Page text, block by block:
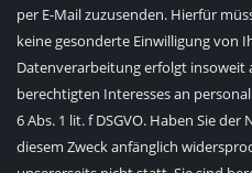
per E-Mail zuzusenden. Hierfür
keine gesonderte Einwilligung von
Datenverarbeitung erfolgt insoweit
berechtigten Interesses an
6 Abs. 1 lit. f DSGVO. Haben Sie
diesem Zweck anfänglich